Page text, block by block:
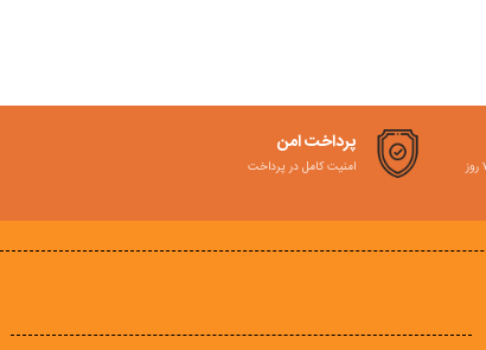
پرداخت امن
امنیت کامل در پرداخت